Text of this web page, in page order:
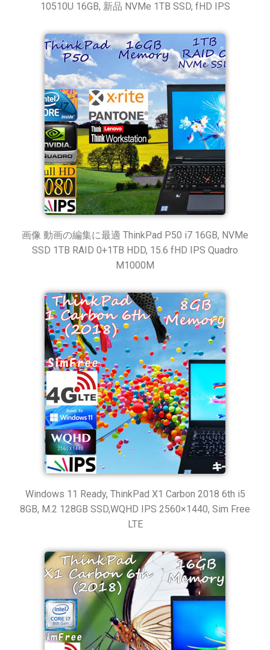
10510U 16GB, 新品 NVMe 1TB SSD, fHD IPS
画像 動画の編集に最適 ThinkPad P50 i7 16GB, NVMe
SSD 1TB RAID 0+1TB HDD, 15.6 fHD IPS Quadro
M1000M
Windows 11 Ready, ThinkPad X1 Carbon 2018 6th i5
8GB, M.2 128GB SSD,WQHD IPS 2560×1440, Sim Free
LTE